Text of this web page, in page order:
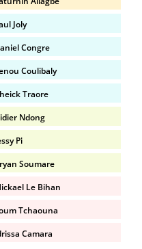
Joly
Congre
Coulibaly
Traore
Ndong
Pi
Soumare
Le Bihan
Tchaouna
Camara